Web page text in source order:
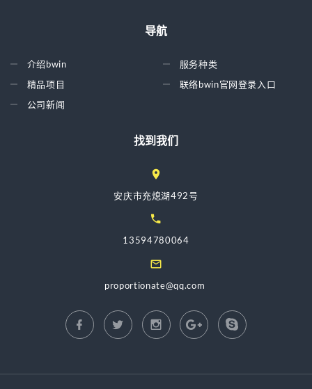
导航
介绍bwin
精品项目
公司新闻
服务种类
联络bwin官网登录入口
找到我们
安庆市充熄湖492号
13594780064
proportionate@qq.com